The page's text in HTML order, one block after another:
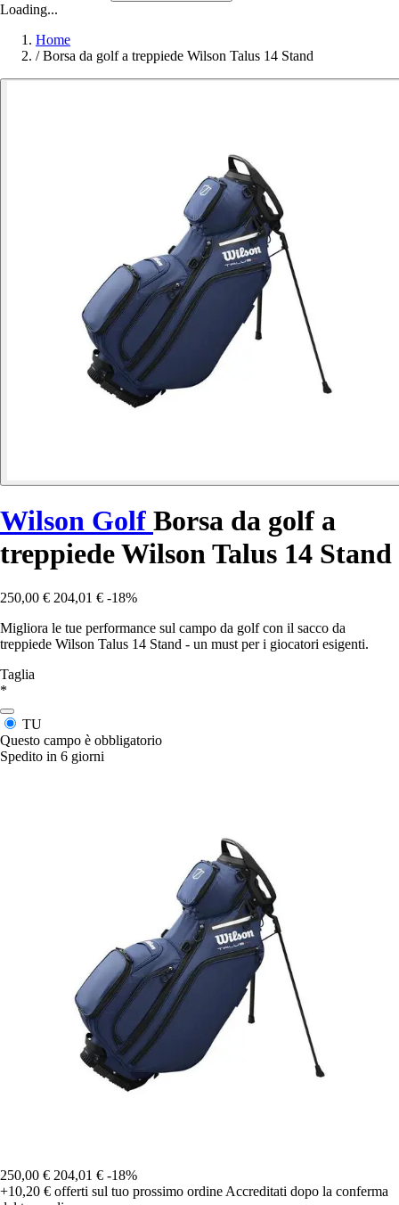
Loading...
Home
/ Borsa da golf a treppiede Wilson Talus 14 Stand
Wilson Golf Borsa da golf a
treppiede Wilson Talus 14 Stand
250,00 € 204,01 € -18%
Migliora le tue performance sul campo da golf con il sacco da
treppiede Wilson Talus 14 Stand - un must per i giocatori esigenti.
Taglia
*
TU
Questo campo è obbligatorio
Spedito in 6 giorni
250,00 € 204,01 € -18%
+10,20 € offerti sul tuo prossimo ordine Accreditati dopo la conferma